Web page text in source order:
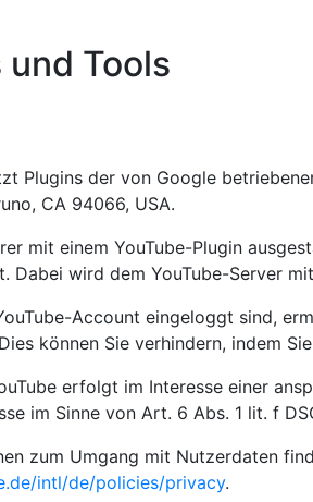
und Tools
Plugins der von Google
CA 94066, USA.
mit einem YouTube-Plugin
Dabei wird dem YouTube-Server
Account eingeloggt sind,
können Sie verhindern, indem
erfolgt im Interesse einer
im Sinne von Art. 6 Abs. 1 lit. f
zum Umgang mit Nutzerdaten
intl/de/policies/privacy.